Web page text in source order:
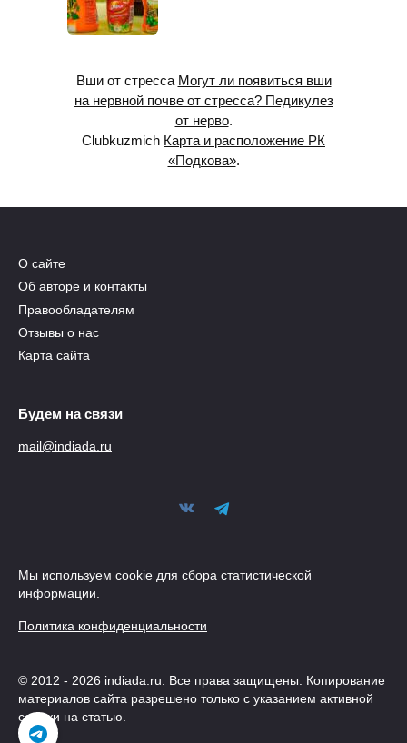
Вши от стресса Могут ли появиться вши
на нервной почве от стресса? Педикулез
от нерво.
Clubkuzmich Карта и расположение РК
«Подкова».
О сайте
Об авторе и контакты
Правообладателям
Отзывы о нас
Карта сайта
Будем на связи
mail@indiada.ru
Мы используем cookie для сбора статистической
информации.
Политика конфиденциальности
© 2012 - 2026 indiada.ru. Все права защищены. Копирование
материалов сайта разрешено только с указанием активной
ссылки на статью.